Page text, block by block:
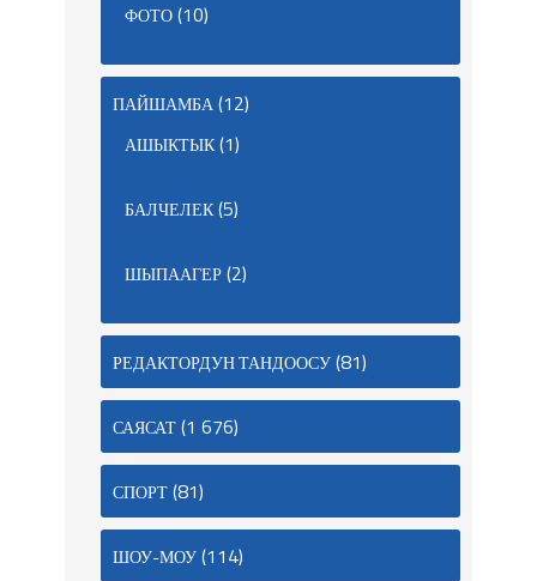
ФОТО(10)
ПАЙШАМБА(12)
АШЫКТЫК(1)
БАЛЧЕЛЕК(5)
ШЫПААГЕР(2)
РЕДАКТОРДУН ТАНДООСУ(81)
САЯСАТ(1 676)
СПОРТ(81)
ШОУ-МОУ(114)